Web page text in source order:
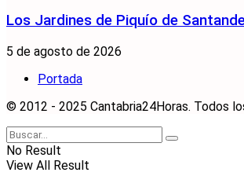
Los Jardines de Piquío de
5 de agosto de 2026
Portada
© 2012 - 2025 Cantabria24Horas. Todos
No Result
View All Result